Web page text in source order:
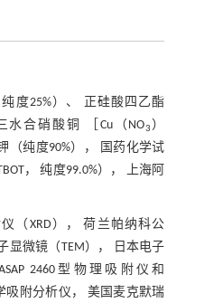
度25%）、 正硅酸四乙酯
水合硝酸铜 ［Cu（NO3 ）
（纯度90%）， 国药化学试
， 纯度99.0%）， 上海阿
仪（XRD）， 荷兰帕纳科公
显微镜（TEM）， 日本电子
2460型物理吸附仪和
吸附分析仪， 美国麦克默瑞